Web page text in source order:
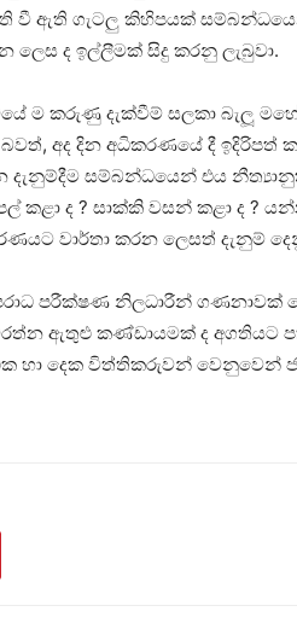
වී ඇති ගැටලු කිහිපයක්
ලෙස ද ඉල්ලීමක් සිදු කරනු ලැබුවා.
ම කරුණු දැක්වීම් සලකා බැලූ
බවත්, අද දින අධිකරණයේ දී
දැනුම්දීම සම්බන්ධයෙන් එය
කළා ද ? සාක්කි වසන් කළා ද ?
වාර්තා කරන ලෙසත් දැනුම්
පරීක්ෂණ නිලධාරීන් ගණනාවක්
ඇතුළු කණ්ඩායමක් ද අගතියට
හා දෙක විත්තිකරුවන් වෙනුවෙන්